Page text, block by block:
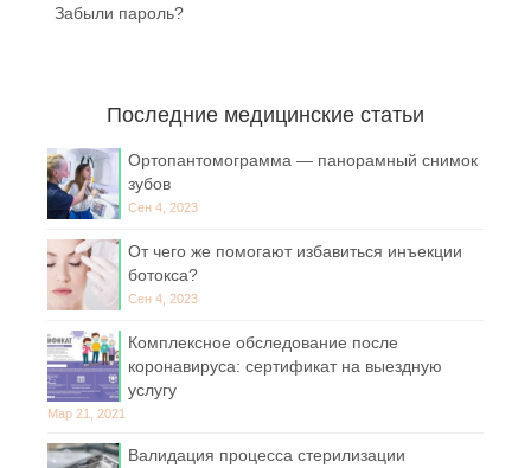
Забыли пароль?
Последние медицинские статьи
Ортопантомограмма — панорамный снимок
зубов
Сен 4, 2023
От чего же помогают избавиться инъекции
ботокса?
Сен 4, 2023
Комплексное обследование после
коронавируса: сертификат на выездную
услугу
Мар 21, 2021
Валидация процесса стерилизации